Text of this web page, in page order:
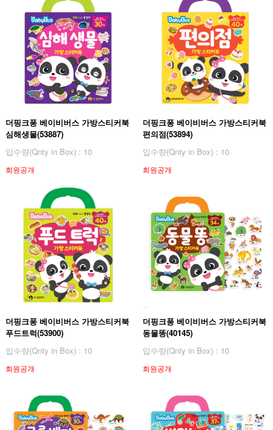
더핑크퐁 베이비버스 가방스티커북
심해생물(53887)
입수량(Qnty in Box) : 10
회원공개
더핑크퐁 베이비버스 가방스티커북
편의점(53894)
입수량(Qnty in Box) : 10
회원공개
더핑크퐁 베이비버스 가방스티커북
푸드트럭(53900)
입수량(Qnty in Box) : 10
회원공개
더핑크퐁 베이비버스 가방스티커북
동물똥(40145)
입수량(Qnty in Box) : 10
회원공개